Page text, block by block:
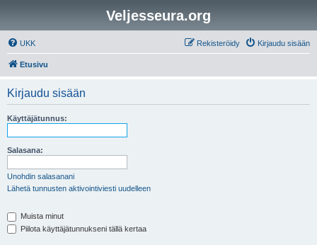
Veljesseura.org
UKK Kirjaudu sisään
Rekisteröidy
Etusivu
Kirjaudu sisään
Käyttäjätunnus:
Salasana:
Unohdin salasanani
Lähetä tunnusten aktivointiviesti uudelleen
Muista minut
Piilota käyttäjätunnukseni tällä kertaa